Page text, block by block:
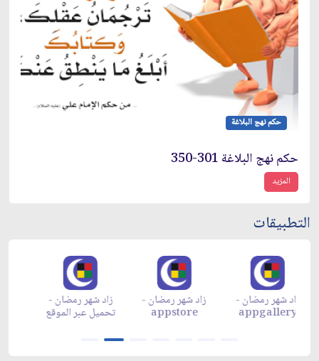
حكم نهج البلاغة
حكم نهج البلاغة 301-350
المزيد
التطبيقات
زاد شهر رمضان -
تحميل عبر الموقع
زاد شهر رمضان -
appstore
زاد شهر رمضان -
appgallery